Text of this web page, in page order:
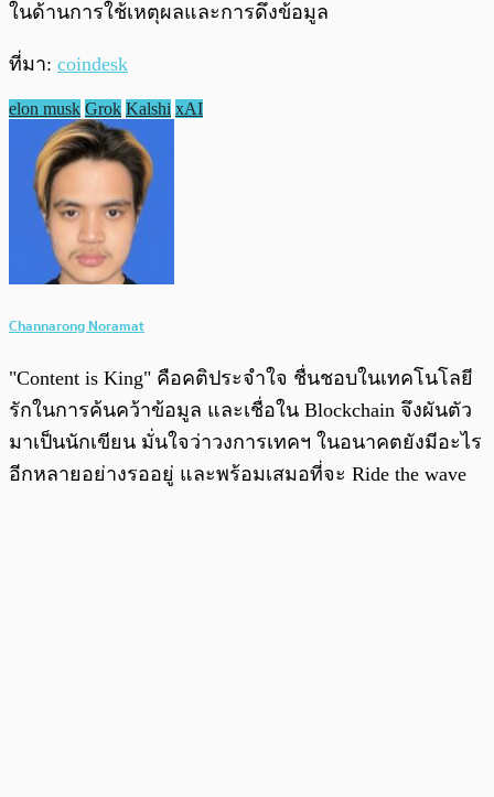
ในด้านการใช้เหตุผลและการดึงข้อมูล
ที่มา: coindesk
elon musk Grok Kalshi xAI
Channarong Noramat
"Content is King" คือคติประจำใจ ชื่นชอบในเทคโนโลยี
รักในการค้นคว้าข้อมูล และเชื่อใน Blockchain จึงผันตัว
มาเป็นนักเขียน มั่นใจว่าวงการเทคฯ ในอนาคตยังมีอะไร
อีกหลายอย่างรออยู่ และพร้อมเสมอที่จะ Ride the wave